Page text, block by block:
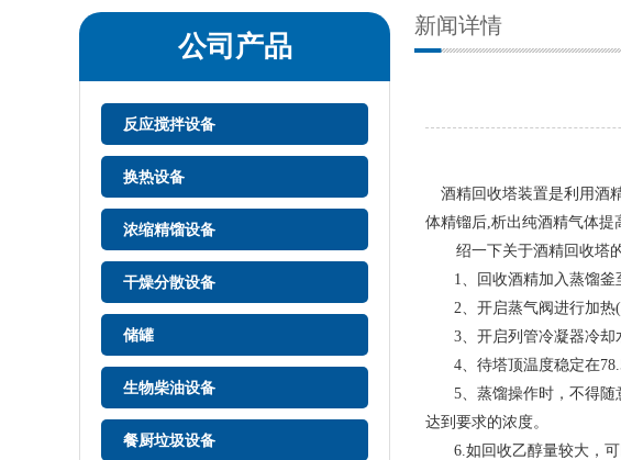
公司产品
反应搅拌设备
换热设备
浓缩精馏设备
干燥分散设备
储罐
生物柴油设备
餐厨垃圾设备
新闻详情
酒精回收塔装置是利用酒
体精镏后,析出纯酒精气体提
绍一下关于酒精回收塔
1、回收酒精加入蒸馏釜
2、开启蒸气阀进行加热
3、开启列管冷凝器冷却
4、待塔顶温度稳定在
5、蒸馏操作时，不得
达到要求的浓度。
6.如回收乙醇量较大，